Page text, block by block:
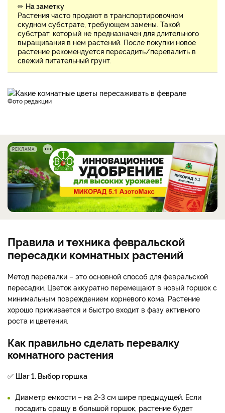
✏ На заметку
Растения часто продают в транспортировочном
скудном субстрате, требующем замены. Такой
субстрат, который не предназначен для длительного
выращивания в нем растений. После покупки новое
растение рекомендуется пересадить/перевалить в
свежий питательный грунт.
фото редакции
РЕКЛАМА
Правила и техника февральской
пересадки комнатных растений
Метод перевалки – это основной способ для февральской
пересадки. Цветок аккуратно перемещают в новый горшок с
минимальным повреждением корневого кома. Растение
хорошо приживается и быстро входит в фазу активного
роста и цветения.
Как правильно сделать перевалку
комнатного растения
✅ Шаг 1. Выбор горшка
Диаметр емкости – на 2-3 см шире предыдущей. Если
посадить сращу в большой горшок, растение будет